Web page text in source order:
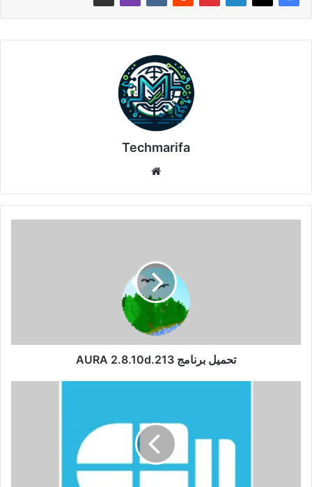
Techmarifa
تحميل برنامج AURA 2.8.10d.213